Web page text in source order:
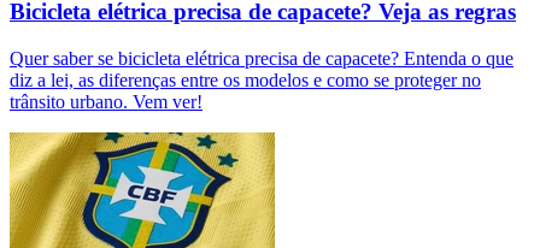
Bicicleta elétrica precisa de capacete? Veja as regras
Quer saber se bicicleta elétrica precisa de capacete? Entenda o que
diz a lei, as diferenças entre os modelos e como se proteger no
trânsito urbano. Vem ver!